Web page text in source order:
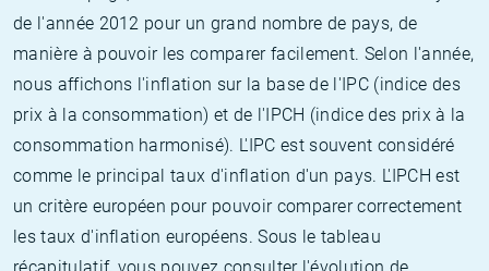
de l'année 2012 pour un grand nombre de pays, de
manière à pouvoir les comparer facilement. Selon l'année,
nous affichons l'inflation sur la base de l'IPC (indice des
prix à la consommation) et de l'IPCH (indice des prix à la
consommation harmonisé). L'IPC est souvent considéré
comme le principal taux d'inflation d'un pays. L'IPCH est
un critère européen pour pouvoir comparer correctement
les taux d'inflation européens. Sous le tableau